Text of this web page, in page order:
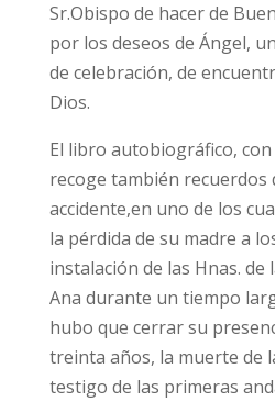
Sr.Obispo de hacer de
por los deseos de Ángel,
de celebración, de
Dios.
El libro autobiográfico, con
recoge también recuerdos
accidente,en uno de los
la pérdida de su madre a
instalación de las Hnas. de
Ana durante un tiempo
hubo que cerrar su
treinta años, la muerte de
testigo de las primeras